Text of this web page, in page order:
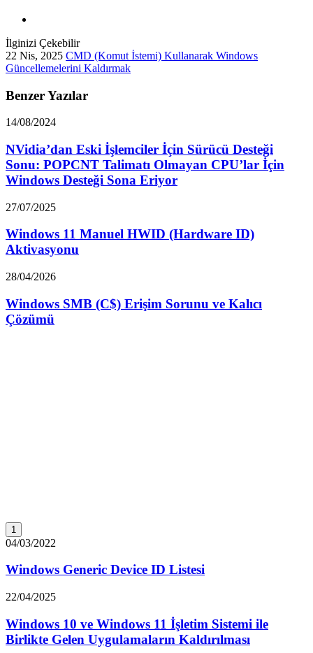
İlginizi Çekebilir
22 Nis, 2025 CMD (Komut İstemi) Kullanarak Windows
Güncellemelerini Kaldırmak
Benzer Yazılar
14/08/2024
NVidia’dan Eski İşlemciler İçin Sürücü Desteği
Sonu: POPCNT Talimatı Olmayan CPU’lar İçin
Windows Desteği Sona Eriyor
27/07/2025
Windows 11 Manuel HWID (Hardware ID)
Aktivasyonu
28/04/2026
Windows SMB (C$) Erişim Sorunu ve Kalıcı
Çözümü
1
04/03/2022
Windows Generic Device ID Listesi
22/04/2025
Windows 10 ve Windows 11 İşletim Sistemi ile
Birlikte Gelen Uygulamaların Kaldırılması